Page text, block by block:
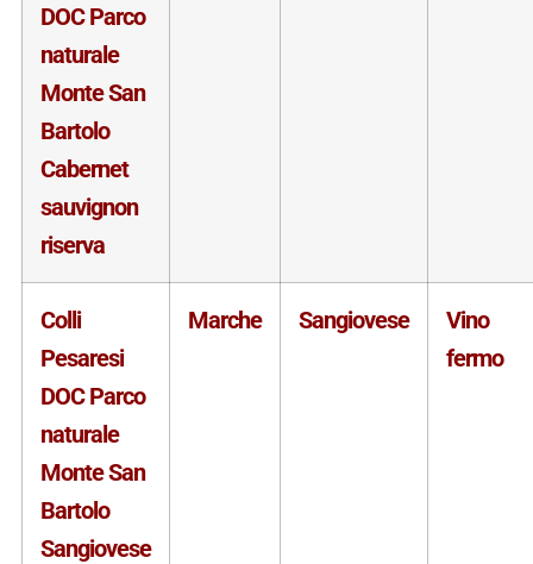
DOC Parco
naturale
Monte San
Bartolo
Cabernet
sauvignon
riserva
Colli
Pesaresi
DOC Parco
naturale
Monte San
Bartolo
Sangiovese
Marche Sangiovese
Vino
fermo